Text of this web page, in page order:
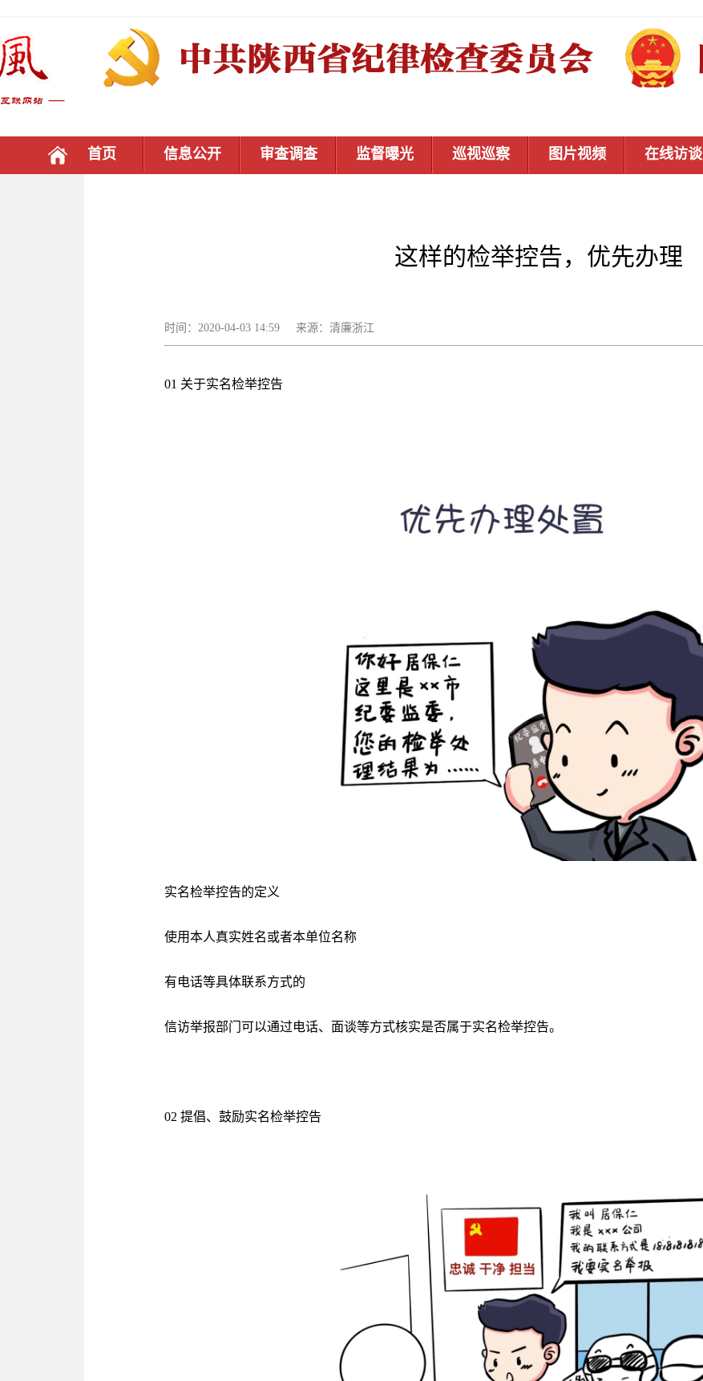
首页 信息公开 审查调查 监督曝光 巡视巡察 图片视频 在线访谈
这样的检举控告，优先办理
时间：2020-04-03 14:59 来源：清廉浙江
01 关于实名检举控告
实名检举控告的定义
使用本人真实姓名或者本单位名称
有电话等具体联系方式的
信访举报部门可以通过电话、面谈等方式核实是否属于实名检举控告。
02 提倡、鼓励实名检举控告